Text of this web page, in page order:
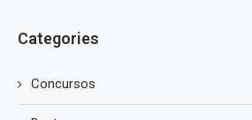
Categories
Concursos